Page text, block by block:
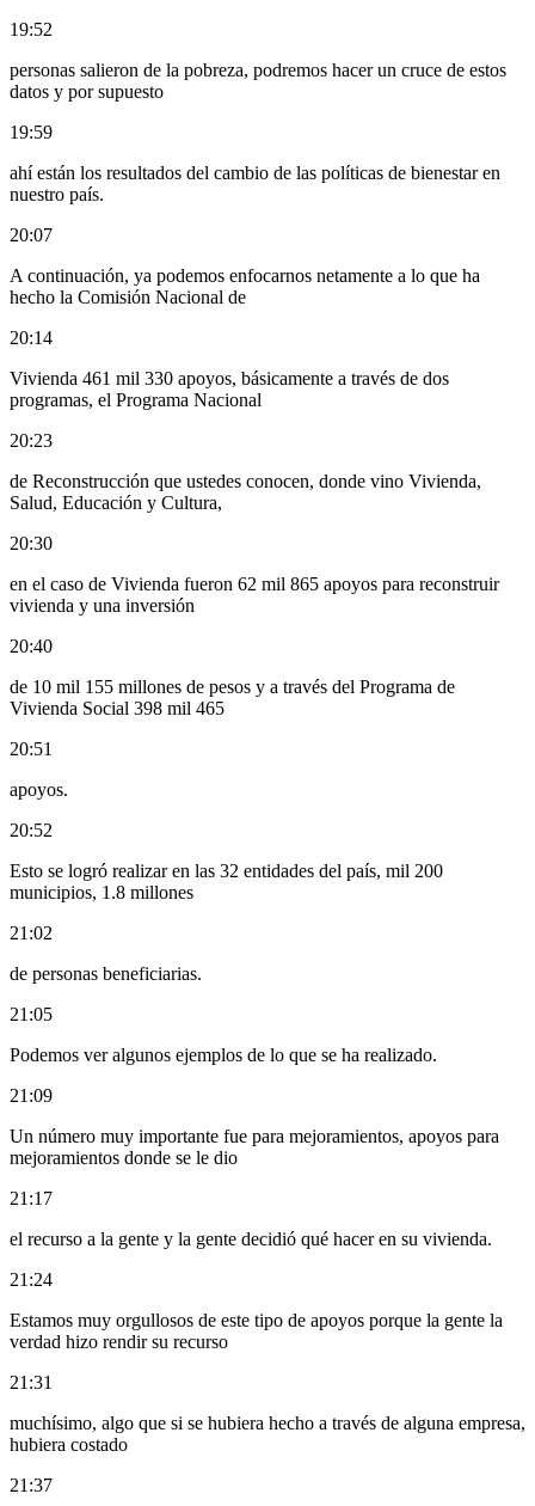
19:52
personas salieron de la pobreza, podremos hacer un cruce de estos
datos y por supuesto
19:59
ahí están los resultados del cambio de las políticas de bienestar en
nuestro país.
20:07
A continuación, ya podemos enfocarnos netamente a lo que ha
hecho la Comisión Nacional de
20:14
Vivienda 461 mil 330 apoyos, básicamente a través de dos
programas, el Programa Nacional
20:23
de Reconstrucción que ustedes conocen, donde vino Vivienda,
Salud, Educación y Cultura,
20:30
en el caso de Vivienda fueron 62 mil 865 apoyos para reconstruir
vivienda y una inversión
20:40
de 10 mil 155 millones de pesos y a través del Programa de
Vivienda Social 398 mil 465
20:51
apoyos.
20:52
Esto se logró realizar en las 32 entidades del país, mil 200
municipios, 1.8 millones
21:02
de personas beneficiarias.
21:05
Podemos ver algunos ejemplos de lo que se ha realizado.
21:09
Un número muy importante fue para mejoramientos, apoyos para
mejoramientos donde se le dio
21:17
el recurso a la gente y la gente decidió qué hacer en su vivienda.
21:24
Estamos muy orgullosos de este tipo de apoyos porque la gente la
verdad hizo rendir su recurso
21:31
muchísimo, algo que si se hubiera hecho a través de alguna empresa,
hubiera costado
21:37